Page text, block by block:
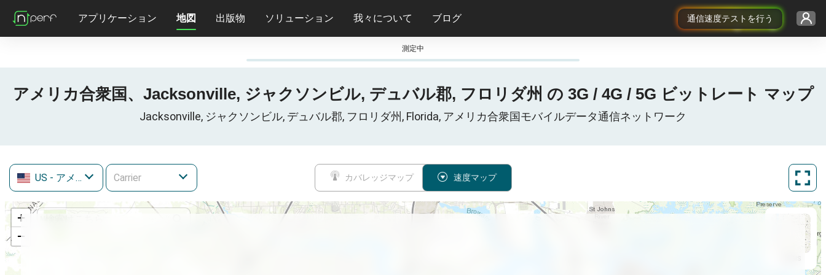
通信速度テストを行う
アプリケーション 地図 出版物 ソリューション 我々について ブログ
測定中
アメリカ合衆国、Jacksonville, ジャクソンビル, デュバル郡, フロリダ州 の 3G / 4G / 5G ビットレート マップ
Jacksonville, ジャクソンビル, デュバル郡, フロリダ州, Florida, アメリカ合衆国モバイルデータ通信ネットワーク
US - アメリカ合衆国 カバレッジマップ 速度マップ
+
−